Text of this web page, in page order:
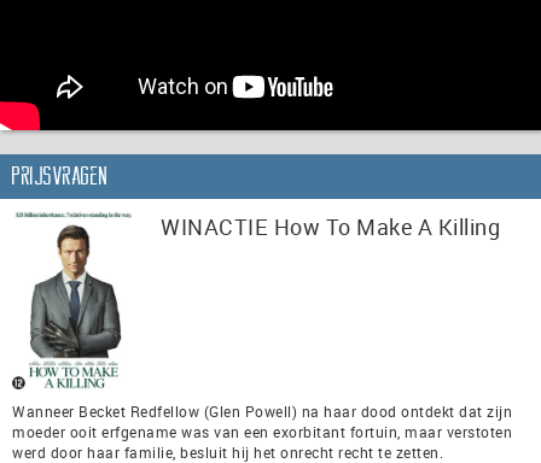
Prijsvragen
WINACTIE How To Make A Killing
Wanneer Becket Redfellow (Glen Powell) na haar dood ontdekt dat zijn
moeder ooit erfgename was van een exorbitant fortuin, maar verstoten
werd door haar familie, besluit hij het onrecht recht te zetten.